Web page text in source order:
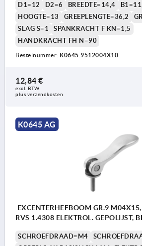
D1=12
D2=6 BREEDTE=14,4
HOOGTE=13
GREEPLENGTE=36,2
SLAG S=1
SPANKRACHT F KN=1,5
HANDKRACHT FH N=90
Bestelnummer: K0645.9512004X10
12,84 €
excl. BTW
plus verzendkosten
K0645 AG
EXCENTERHEFBOOM GR.9
RVS 1.4308 ELEKTROL. GEPOLIJST,
SCHROEFDRAAD=M4